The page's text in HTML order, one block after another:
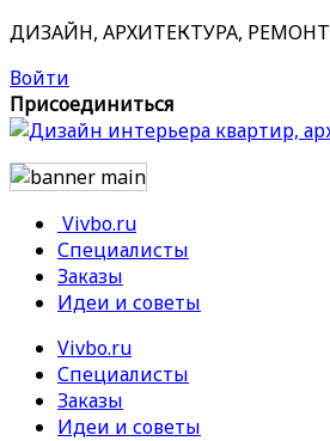
ДИЗАЙН, АРХИТЕКТУРА, РЕМОНТ
Войти
Присоединиться
Vivbo.ru
Специалисты
Заказы
Идеи и советы
Vivbo.ru
Специалисты
Заказы
Идеи и советы